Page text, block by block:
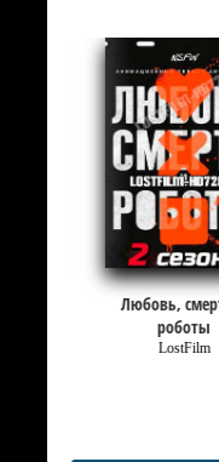
Любовь, смерть и
роботы
LostFilm